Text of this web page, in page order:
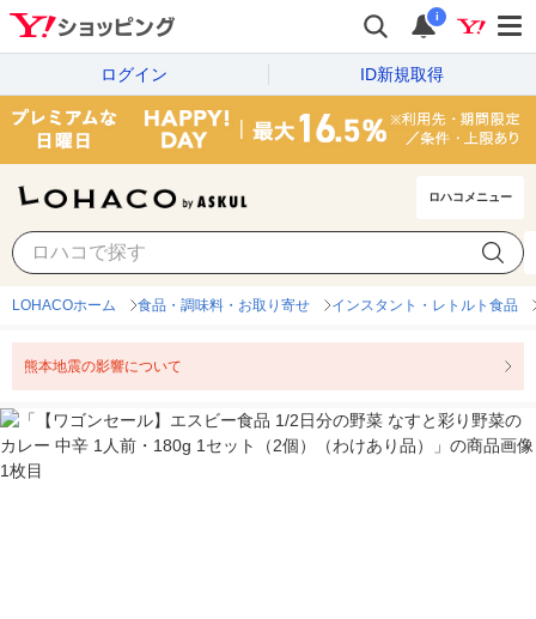
i
ログイン ID新規取得
ロハコメニュー
LOHACOホーム 食品・調味料・お取り寄せ インスタント・レトルト食品
熊本地震の影響について